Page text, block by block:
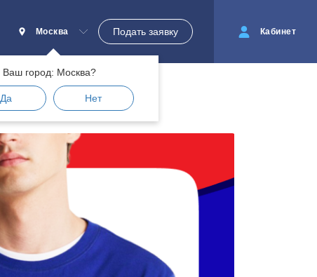
Москва
Ваш город: Москва?
Да Нет
Подать заявку Кабинет